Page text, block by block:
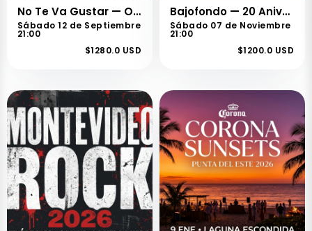
No Te Va Gustar — Otras Canciones Tour
Sábado 12 de Septiembre
21:00
$1280.0 USD
Bajofondo — 20 Aniversario
Sábado 07 de Noviembre
21:00
$1200.0 USD